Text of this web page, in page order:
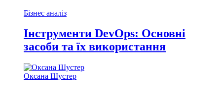
Бізнес аналіз
Інструменти DevOps: Основні
засоби та їх використання
Оксана Шустер